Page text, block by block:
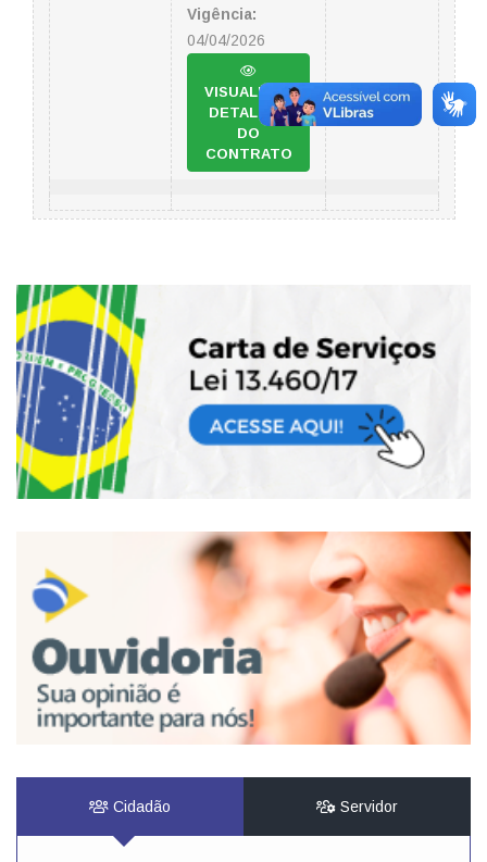
Vigência:
04/04/2026
VISUALIZAR
DETALHES
DO
CONTRATO
Cidadão Servidor